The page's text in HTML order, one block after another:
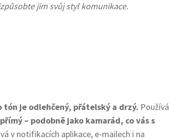
jim svůj styl komunikace.
tón je odlehčený, přátelský a drzý. Používá
– podobně jako kamarád, co vás s
v notifikacích aplikace, e-mailech i na